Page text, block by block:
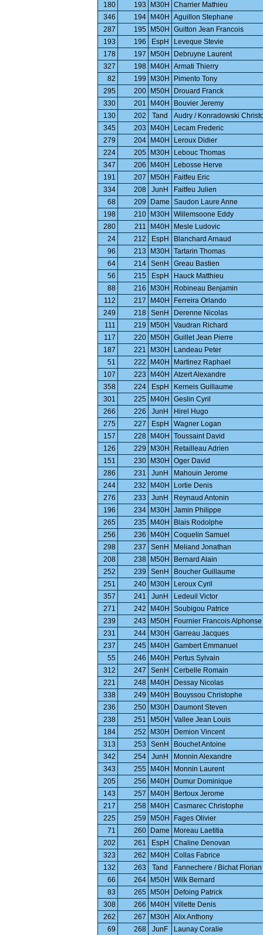
180
193 M30H
Charrier Mathieu
346
194 M40H
Aguillon Stephane
287
195 M50H
Guitton Jean Francois
193
196 EspH
Leveque Stevie
178
197 M50H
Debruyne Laurent
327
198 M40H
Armati Thierry
82
199 M30H
Pimento Tony
295
200 M50H
Drouard Franck
330
201 M40H
Bouvier Jeremy
130
202 Tand
Audry / Konradowski
345
203 M40H
Lecam Frederic
279
204 M40H
Leroux Didier
224
205 M30H
Lebouc Thomas
347
206 M40H
Lebosse Herve
191
207 M50H
Faitfeu Eric
334
208 JunH
Faitfeu Julien
68
209 Dame Saudon Laure Anne
198
210 M30H
Willemsoone Eddy
280
211 M40H
Mesle Ludovic
24
212 EspH
Blanchard Arnaud
96
213 M30H
Tartarin Thomas
64
214 SenH
Greau Bastien
56
215 EspH
Hauck Matthieu
88
216 M30H
Robineau Benjamin
112
217 M40H
Ferreira Orlando
249
218 SenH
Derenne Nicolas
111
219 M50H
Vaudran Richard
117
220 M50H
Guillet Jean Pierre
187
221 M30H
Landeau Peter
51
222 M40H
Martinez Raphael
107
223 M40H
Atzert Alexandre
358
224 EspH
Kerneis Guillaume
301
225 M40H
Geslin Cyril
266
226 JunH
Hirel Hugo
275
227 EspH
Wagner Logan
157
228 M40H
Toussaint David
126
229 M30H
Retailleau Adrien
151
230 M30H
Oger David
286
231 JunH
Mahouin Jerome
244
232 M40H
Lortie Denis
276
233 JunH
Reynaud Antonin
196
234 M30H
Jamin Philippe
265
235 M40H
Blais Rodolphe
256
236 M40H
Coquelin Samuel
298
237 SenH
Meliand Jonathan
208
238 M50H
Bernard Alain
252
239 SenH
Boucher Guillaume
251
240 M30H
Leroux Cyril
357
241 JunH
Ledeuil Victor
271
242 M40H
Soubigou Patrice
239
243 M50H
Fournier Francois Alphonse
231
244 M30H
Garreau Jacques
237
245 M40H
Gambert Emmanuel
55
246 M40H
Pertus Sylvain
312
247 SenH
Cerbelle Romain
221
248 M40H
Dessay Nicolas
338
249 M40H
Bouyssou Christophe
236
250 M30H
Daumont Steven
238
251 M50H
Vallee Jean Louis
184
252 M30H
Demion Vincent
313
253 SenH
Bouchet Antoine
342
254 JunH
Monnin Alexandre
343
255 M40H
Monnin Laurent
205
256 M40H
Dumur Dominique
143
257 M40H
Bertoux Jerome
217
258 M40H
Casmarec Christophe
225
259 M50H
Fages Olivier
71
260 Dame
Moreau Laetitia
202
261 EspH
Chaline Denovan
323
262 M40H
Collas Fabrice
132
263 Tand
Fannechere / Bichat
66
264 M50H
Wilk Bernard
83
265 M50H
Defoing Patrick
308
266 M40H
Villette Denis
262
267 M30H
Alix Anthony
69
268 JunF
Launay Coralie